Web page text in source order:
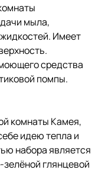
мыла,
Имеет
средства
помпы.
комнаты Камея,
идею тепла и
набора является
глянцевой